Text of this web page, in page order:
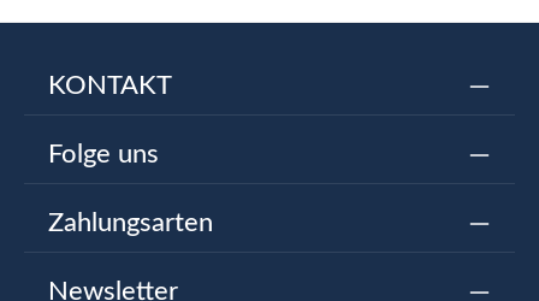
KONTAKT
Folge uns
Zahlungsarten
Newsletter